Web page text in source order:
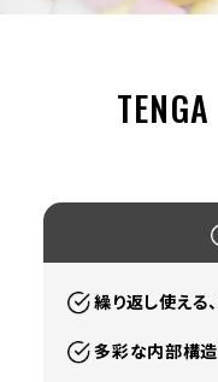
繰り返し使える
多彩な内部構